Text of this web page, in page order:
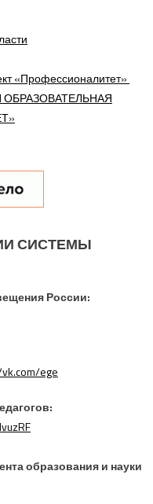
«Профессионалитет»
СИСТЕМЫ
России:
ege
образования и науки